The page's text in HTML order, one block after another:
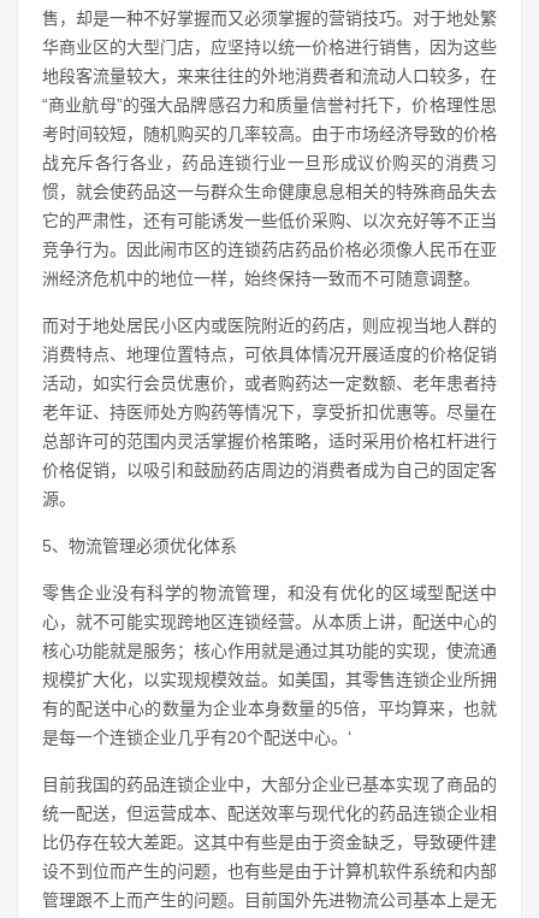
售，却是一种不好掌握而又必须掌握的营销技巧。对于地处繁
华商业区的大型门店，应坚持以统一价格进行销售，因为这些
地段客流量较大，来来往往的外地消费者和流动人口较多，在
“商业航母”的强大品牌感召力和质量信誉衬托下，价格理性思
考时间较短，随机购买的几率较高。由于市场经济导致的价格
战充斥各行各业，药品连锁行业一旦形成议价购买的消费习
惯，就会使药品这一与群众生命健康息息相关的特殊商品失去
它的严肃性，还有可能诱发一些低价采购、以次充好等不正当
竞争行为。因此闹市区的连锁药店药品价格必须像人民币在亚
洲经济危机中的地位一样，始终保持一致而不可随意调整。
而对于地处居民小区内或医院附近的药店，则应视当地人群的
消费特点、地理位置特点，可依具体情况开展适度的价格促销
活动，如实行会员优惠价，或者购药达一定数额、老年患者持
老年证、持医师处方购药等情况下，享受折扣优惠等。尽量在
总部许可的范围内灵活掌握价格策略，适时采用价格杠杆进行
价格促销，以吸引和鼓励药店周边的消费者成为自己的固定客
源。
5、物流管理必须优化体系
零售企业没有科学的物流管理，和没有优化的区域型配送中
心，就不可能实现跨地区连锁经营。从本质上讲，配送中心的
核心功能就是服务；核心作用就是通过其功能的实现，使流通
规模扩大化，以实现规模效益。如美国，其零售连锁企业所拥
有的配送中心的数量为企业本身数量的5倍，平均算来，也就
是每一个连锁企业几乎有20个配送中心。‘
目前我国的药品连锁企业中，大部分企业已基本实现了商品的
统一配送，但运营成本、配送效率与现代化的药品连锁企业相
比仍存在较大差距。这其中有些是由于资金缺乏，导致硬件建
设不到位而产生的问题，也有些是由于计算机软件系统和内部
管理跟不上而产生的问题。目前国外先进物流公司基本上是无